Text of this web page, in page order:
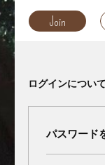
Join
ログインについて
パスワード